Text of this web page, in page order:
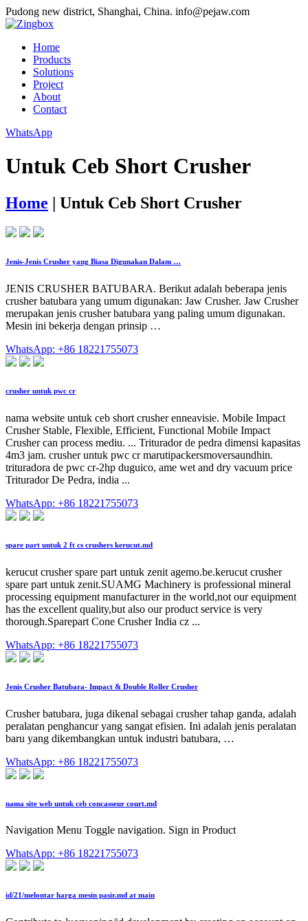
Pudong new district, Shanghai, China. info@pejaw.com
Home
Products
Solutions
Project
About
Contact
WhatsApp
Untuk Ceb Short Crusher
Home | Untuk Ceb Short Crusher
Jenis-Jenis Crusher yang Biasa Digunakan Dalam …
JENIS CRUSHER BATUBARA. Berikut adalah beberapa jenis
crusher batubara yang umum digunakan: Jaw Crusher. Jaw Crusher
merupakan jenis crusher batubara yang paling umum digunakan.
Mesin ini bekerja dengan prinsip …
WhatsApp: +86 18221755073
crusher untuk pwc cr
nama website untuk ceb short crusher enneavisie. Mobile Impact
Crusher Stable, Flexible, Efficient, Functional Mobile Impact
Crusher can process mediu. ... Triturador de pedra dimensi kapasitas
4m3 jam. crusher untuk pwc cr marutipackersmoversaundhin.
trituradora de pwc cr-2hp duguico, ame wet and dry vacuum price
Triturador De Pedra, india ...
WhatsApp: +86 18221755073
spare part untuk 2 ft cs crushers kerucut.md
kerucut crusher spare part untuk zenit agemo.be.kerucut crusher
spare part untuk zenit.SUAMG Machinery is professional mineral
processing equipment manufacturer in the world,not our equipment
has the excellent quality,but also our product service is very
thorough.Sparepart Cone Crusher India cz ...
WhatsApp: +86 18221755073
Jenis Crusher Batubara- Impact & Double Roller Crusher
Crusher batubara, juga dikenal sebagai crusher tahap ganda, adalah
peralatan penghancur yang sangat efisien. Ini adalah jenis peralatan
baru yang dikembangkan untuk industri batubara, …
WhatsApp: +86 18221755073
nama site web untuk ceb concasseur court.md
Navigation Menu Toggle navigation. Sign in Product
WhatsApp: +86 18221755073
id/21/melontar harga mesin pasir.md at main